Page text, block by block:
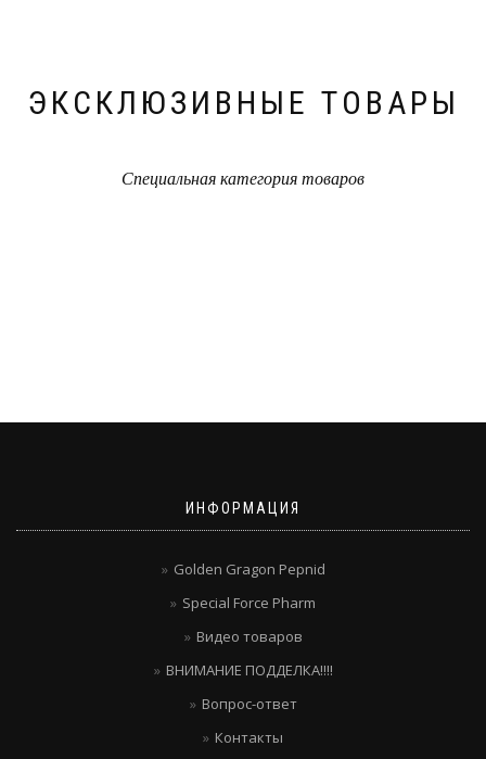
ЭКСКЛЮЗИВНЫЕ ТОВАРЫ
Специальная категория товаров
ИНФОРМАЦИЯ
Golden Gragon Pepnid
Special Force Pharm
Видео товаров
ВНИМАНИЕ ПОДДЕЛКА!!!!
Вопрос-ответ
Контакты